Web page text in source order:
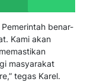
benar-
Kami akan
masyarakat
tegas Karel.